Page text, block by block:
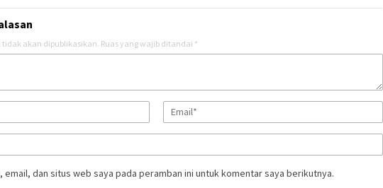
akan dipublikasikan. Ruas yang wajib ditandai *
email, dan situs web saya pada peramban ini untuk komentar saya berikutnya.